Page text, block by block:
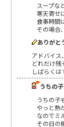
スープな
寒天寄せ
食事時間
その場合
ありがと
アドバイス
どれだけ残
しばらく
うちの
うちの子
やっと熱
なのでミ
その日の